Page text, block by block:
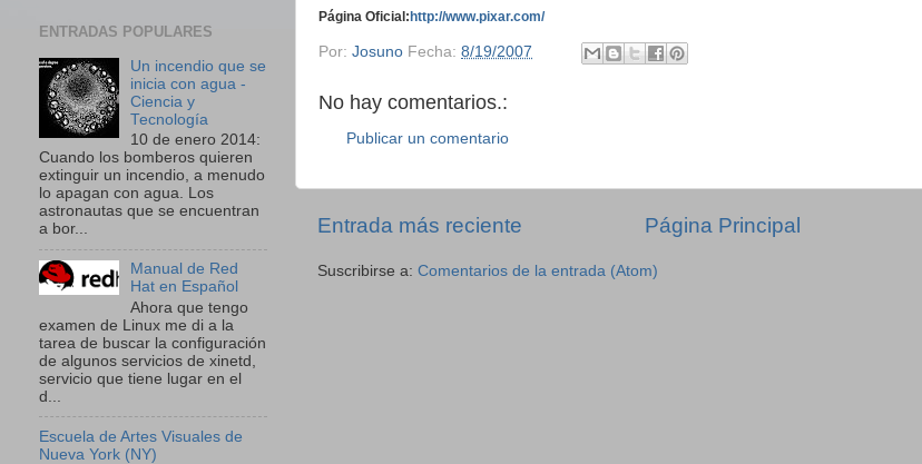
Página Oficial: http://www.pixar.com/
Por: Josuno Fecha: 8/19/2007
No hay comentarios.:
Publicar un comentario
Entrada más reciente Página Principal
Suscribirse a: Comentarios de la entrada (Atom)
ENTRADAS POPULARES
Un incendio que se
inicia con agua -
Ciencia y
Tecnología
10 de enero 2014:
Cuando los bomberos quieren
extinguir un incendio, a menudo
lo apagan con agua. Los
astronautas que se encuentran
a bor...
Manual de Red
Hat en Español
Ahora que tengo
examen de Linux me di a la
tarea de buscar la configuración
de algunos servicios de xinetd,
servicio que tiene lugar en el
d...
Escuela de Artes Visuales de
Nueva York (NY)